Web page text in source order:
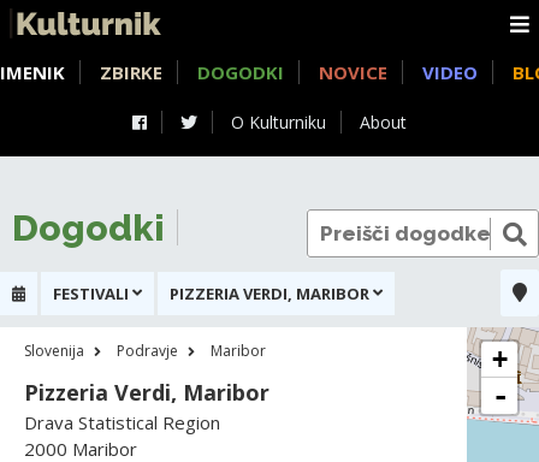
O Kulturniku About
IMENIK ZBIRKE DOGODKI NOVICE VIDEO
Dogodki
FESTIVALI PIZZERIA VERDI, MARIBOR
Slovenija Podravje Maribor
Pizzeria Verdi, Maribor
Drava Statistical Region
2000 Maribor
+
-